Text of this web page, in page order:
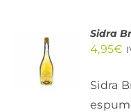
AÑADIR
AL
CARRITO
/
DETALLES
Sidra
4,95€
Sidra